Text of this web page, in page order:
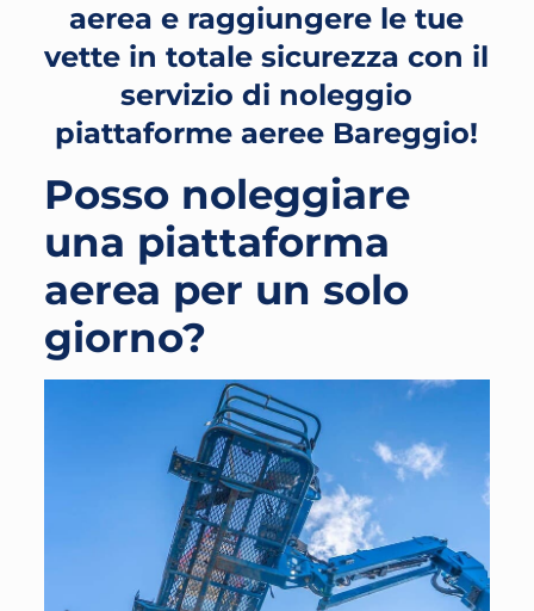
aerea e raggiungere le tue
vette in totale sicurezza con il
servizio di noleggio
piattaforme aeree Bareggio!
Posso noleggiare
una piattaforma
aerea per un solo
giorno?